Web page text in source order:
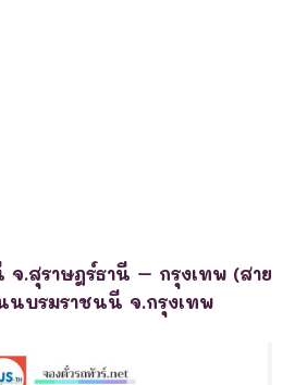
จ.สุราษฎร์ธานี – กรุงเทพ (สาย
นบรมราชนนี จ.กรุงเทพ